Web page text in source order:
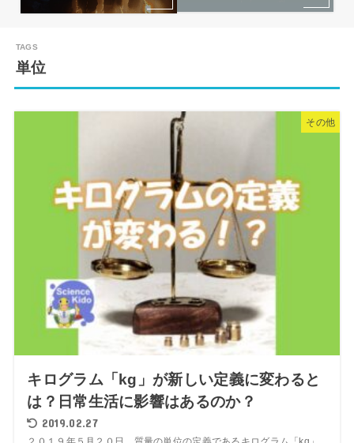
単位
その他
キログラム「kg」が新しい定義に変わると
は？日常生活に影響はあるのか？
2019.02.27